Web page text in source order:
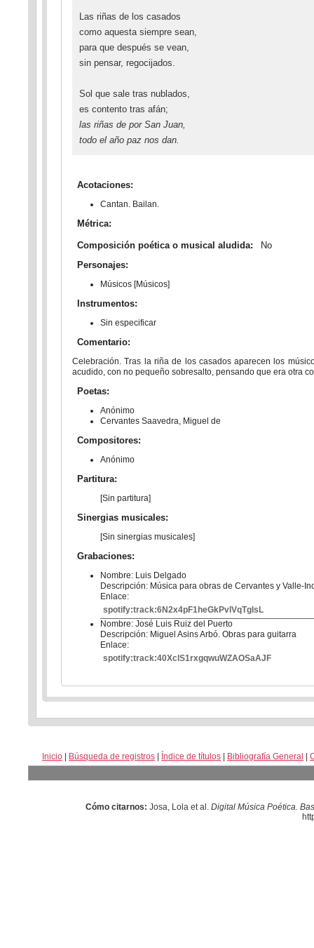
Las riñas de los casados
como aquesta siempre sean,
para que después se vean,
sin pensar, regocijados.
Sol que sale tras nublados,
es contento tras afán;
las riñas de por San Juan,
todo el año paz nos dan.
Acotaciones:
Cantan. Bailan.
Métrica:
Composición poética o musical aludida:
No
Personajes:
Músicos [Músicos]
Instrumentos:
Sin especificar
Comentario:
Celebración. Tras la riña de los casados aparecen los
acudido, con no pequeño sobresalto, pensando que era otra
Poetas:
Anónimo
Cervantes Saavedra, Miguel de
Compositores:
Anónimo
Partitura:
[Sin partitura]
Sinergias musicales:
[Sin sinergias musicales]
Grabaciones:
Nombre: Luis Delgado
Descripción: Música para obras de Cervantes y Valle-
Enlace:
spotify:track:6N2x4pF1heGkPvlVqTglsL
Nombre: José Luis Ruiz del Puerto
Descripción: Miguel Asins Arbó. Obras para guitarra
Enlace:
spotify:track:40XclS1rxgqwuWZAOSaAJF
Inicio Búsqueda de registros Índice de títulos Bibliografía General
Cómo citarnos: Josa, Lola et al. Digital Música Poética.